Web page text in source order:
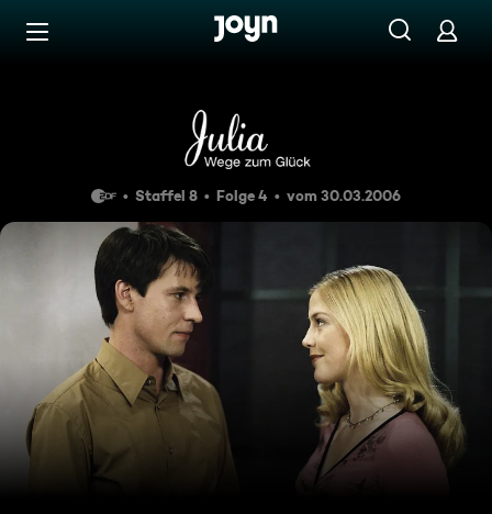
Zum Inhalt springen
Folge 109
Staffel 8 Folge 4 vom 30.03.2006